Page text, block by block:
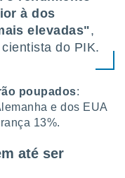
à dos
elevadas",
do PIK.
poupados:
e dos EUA
13%.
até ser